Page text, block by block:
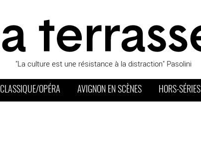
"La culture est une résistance à la distraction" Pasolini
CLASSIQUE/OPÉRA AVIGNON EN SCÈNES HORS-SÉRIES